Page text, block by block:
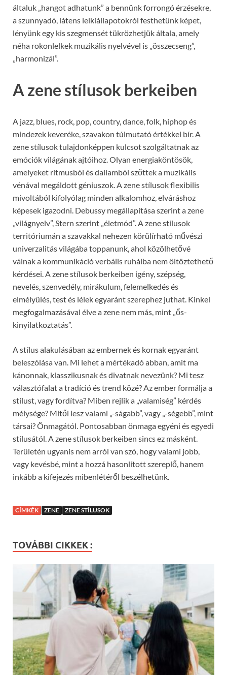
általuk „hangot adhatunk” a bennünk forrongó érzésekre,
a szunnyadó, látens lelkiállapotokról festhetünk képet,
lényünk egy kis szegmensét tükrözhetjük általa, amely
néha rokonlelkek muzikális nyelvével is „összecseng”,
„harmonizál”.
A zene stílusok berkeiben
A jazz, blues, rock, pop, country, dance, folk, hiphop és
mindezek keveréke, szavakon túlmutató értékkel bír. A
zene stílusok tulajdonképpen kulcsot szolgáltatnak az
emóciók világának ajtóihoz. Olyan energiaköntösök,
amelyeket ritmusból és dallamból szőttek a muzikális
vénával megáldott géniuszok. A zene stílusok flexibilis
mivoltából kifolyólag minden alkalomhoz, elváráshoz
képesek igazodni. Debussy megállapítása szerint a zene
„világnyelv”, Stern szerint „életmód”. A zene stílusok
territóriumán a szavakkal nehezen körülírható művészi
univerzalitás világába toppanunk, ahol közölhetővé
válnak a kommunikáció verbális ruháiba nem öltöztethető
kérdései. A zene stílusok berkeiben igény, szépség,
nevelés, szenvedély, mirákulum, felemelkedés és
elmélyülés, test és lélek egyaránt szerephez juthat. Kinkel
megfogalmazásával élve a zene nem más, mint „ős-
kinyilatkoztatás”.
A stílus alakulásában az embernek és kornak egyaránt
beleszólása van. Mi lehet a mértékadó abban, amit ma
kánonnak, klasszikusnak és divatnak nevezünk? Mi tesz
választófalat a tradíció és trend közé? Az ember formálja a
stílust, vagy fordítva? Miben rejlik a „valamiség” kérdés
mélysége? Mitől lesz valami „-ságabb”, vagy „-ségebb”, mint
társai? Önmagától. Pontosabban önmaga egyéni és egyedi
stílusától. A zene stílusok berkeiben sincs ez másként.
Területén ugyanis nem arról van szó, hogy valami jobb,
vagy kevésbé, mint a hozzá hasonlított szereplő, hanem
inkább a kifejezés mibenlétéről beszélhetünk.
CÍMKÉK ZENE ZENE STÍLUSOK
TOVÁBBI CIKKEK :